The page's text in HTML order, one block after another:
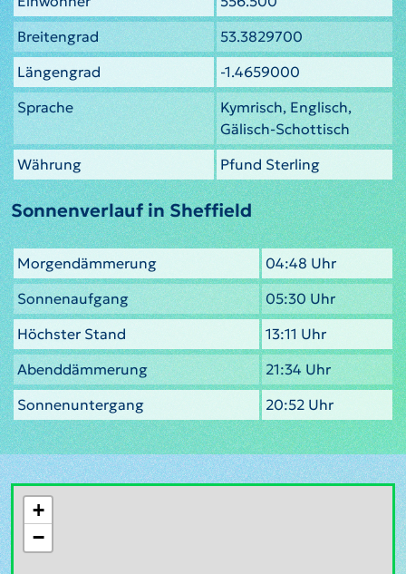
Breitengrad
53.3829700
Längengrad
-1.4659000
Sprache
Kymrisch, Englisch,
Gälisch-Schottisch
Währung
Pfund Sterling
Sonnenverlauf in Sheffield
Morgendämmerung
04:48 Uhr
Sonnenaufgang
05:30 Uhr
Höchster Stand
13:11 Uhr
Abenddämmerung
21:34 Uhr
Sonnenuntergang
20:52 Uhr
+
−